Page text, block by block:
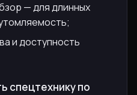
— для длинных
и доступность
спецтехнику по